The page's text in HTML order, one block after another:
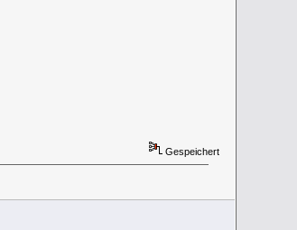
Gespeichert